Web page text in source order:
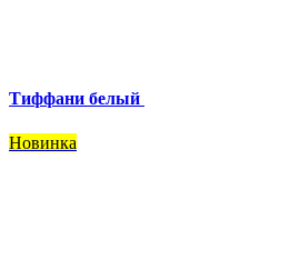
Тиффани белый
Новинка